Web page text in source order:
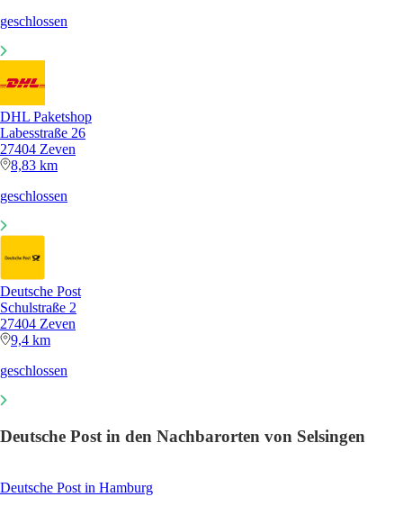
geschlossen
DHL Paketshop
Labesstraße 26
27404 Zeven
8,83 km
geschlossen
Deutsche Post
Schulstraße 2
27404 Zeven
9,4 km
geschlossen
Deutsche Post in den Nachbarorten von Selsingen
Deutsche Post in Hamburg